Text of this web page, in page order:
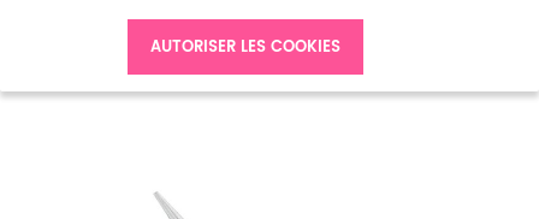
AUTORISER LES COOKIES
Pince à bec rond 11.5cm Noir paillette V2